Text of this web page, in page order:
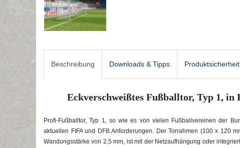
Beschreibung Downloads & Tipps Produktsicherheit
Eckverschweißtes Fußballtor, Typ 1, in
Profi-Fußballtor, Typ 1, so wie es von vielen Fußballvereinen der
aktuellen FIFA und DFB Anforderungen. Der Torrahmen (100 x 120
Wandungsstärke von 2,5 mm, ist mit der Netzaufhängung oder